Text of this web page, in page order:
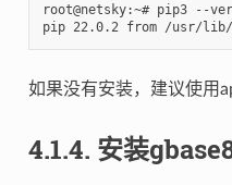
root@netsky:~# pip3 --
如果没有安装，建议使用
4.1.4. 安装